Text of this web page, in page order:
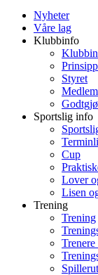
Nyheter
Våre lag
Klubbinfo
Styret
Sportslig info
Cup
Lover
Lisen
Trening
Trening